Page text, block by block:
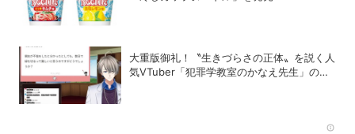
大重版御礼！〝生きづらさの正体〟を説く人
気VTuber「犯罪学教室のかなえ先生」の正